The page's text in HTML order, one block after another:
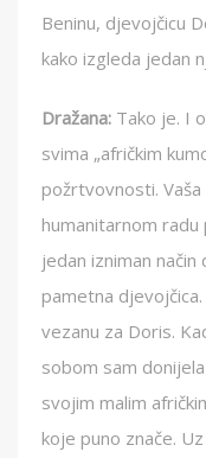
Beninu, djevojčicu
kako izgleda jedan
Dražana: Tako je. I
svima „afričkim
požrtvovnosti.
humanitarnom
jedan izniman
pametna
vezanu za Doris.
sobom sam
svojim malim
koje puno znače.